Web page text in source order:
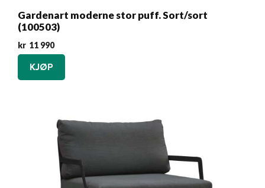
Gardenart moderne stor puff. Sort/sort
(100503)
kr 11 990
KJØP